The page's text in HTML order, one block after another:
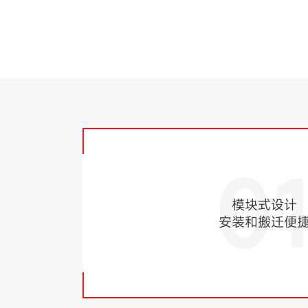
模块式设计
安装和搬迁便